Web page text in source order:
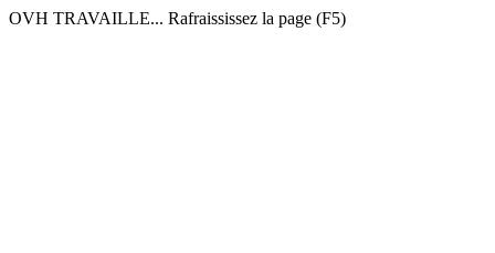
OVH TRAVAILLE... Rafraississez la page (F5)